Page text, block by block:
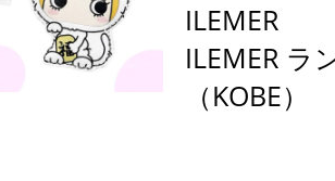
ILEMER
ILEMER ラ
（KOBE）